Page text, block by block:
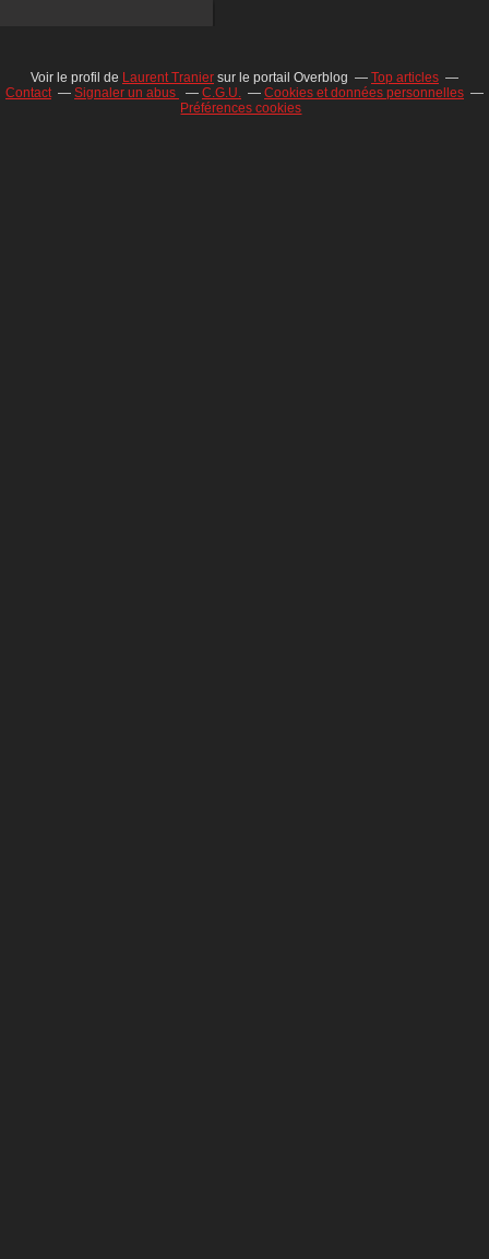
Voir le profil de Laurent Tranier sur le portail Overblog
Top articles
Contact
Signaler un abus C.G.U.
Cookies et données personnelles
Préférences cookies